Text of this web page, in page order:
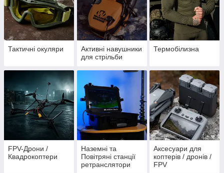
Тактичні окуляри
Активні навушники
для стрільби
Термобілизна
FPV-Дрони /
Квадрокоптери
Наземні та
Повітряні станції
ретранслятори
Аксесуари для
коптерів / дронів /
FPV